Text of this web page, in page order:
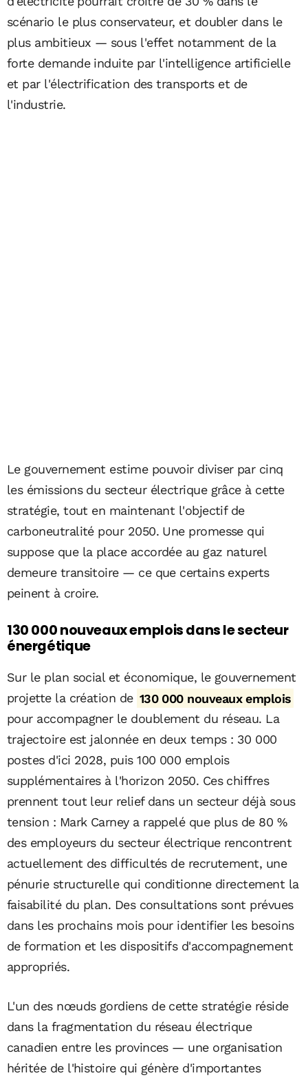
scénario le plus conservateur, et doubler dans le
plus ambitieux — sous l'effet notamment de la
forte demande induite par l'intelligence artificielle
et par l'électrification des transports et de
l'industrie.
Le gouvernement estime pouvoir diviser par cinq
les émissions du secteur électrique grâce à cette
stratégie, tout en maintenant l'objectif de
carboneutralité pour 2050. Une promesse qui
suppose que la place accordée au gaz naturel
demeure transitoire — ce que certains experts
peinent à croire.
130 000 nouveaux emplois dans le secteur
énergétique
Sur le plan social et économique, le gouvernement
projette la création de 130 000 nouveaux emplois
pour accompagner le doublement du réseau. La
trajectoire est jalonnée en deux temps : 30 000
postes d'ici 2028, puis 100 000 emplois
supplémentaires à l'horizon 2050. Ces chiffres
prennent tout leur relief dans un secteur déjà sous
tension : Mark Carney a rappelé que plus de 80 %
des employeurs du secteur électrique rencontrent
actuellement des difficultés de recrutement, une
pénurie structurelle qui conditionne directement la
faisabilité du plan. Des consultations sont prévues
dans les prochains mois pour identifier les besoins
de formation et les dispositifs d'accompagnement
appropriés.
L'un des nœuds gordiens de cette stratégie réside
dans la fragmentation du réseau électrique
canadien entre les provinces — une organisation
héritée de l'histoire qui génère d'importantes